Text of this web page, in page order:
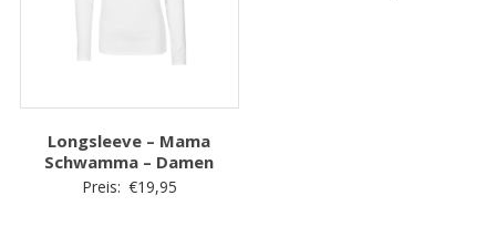
Longsleeve – Mama
Schwamma – Damen
Preis: €19,95